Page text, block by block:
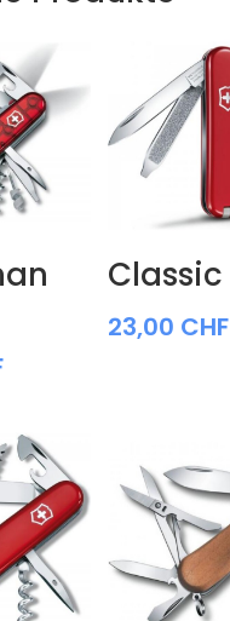
Classic
23,00 CHF